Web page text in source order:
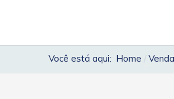
Você está aqui: Home Venda